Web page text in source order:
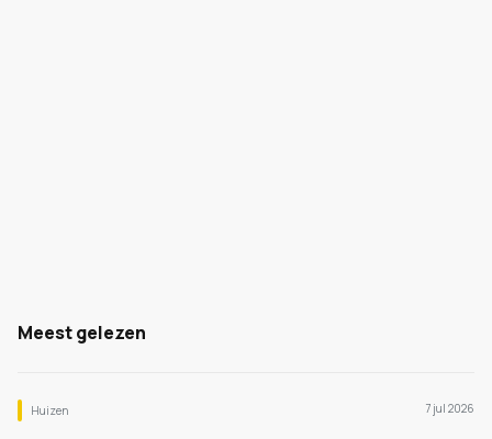
Meest gelezen
Huizen 7 jul 2026